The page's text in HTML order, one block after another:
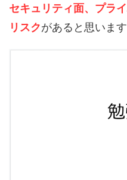
セキュリティ面、プラ
リスクがあると思います